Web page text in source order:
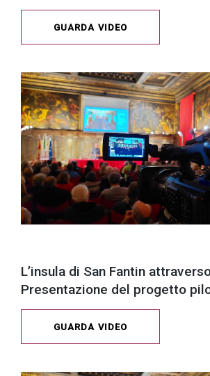
GUARDA VIDEO
L’insula di San Fantin
Presentazione del progetto
GUARDA VIDEO